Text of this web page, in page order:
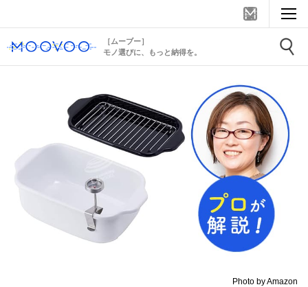
［ムーブー］
モノ選びに、もっと納得を。
Photo by Amazon